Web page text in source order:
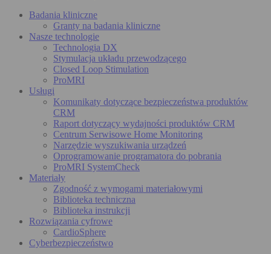
Badania kliniczne
Granty na badania kliniczne
Nasze technologie
Technologia DX
Stymulacja układu przewodzącego
Closed Loop Stimulation
ProMRI
Usługi
Komunikaty dotyczące bezpieczeństwa produktów
CRM
Raport dotyczący wydajności produktów CRM
Centrum Serwisowe Home Monitoring
Narzędzie wyszukiwania urządzeń
Oprogramowanie programatora do pobrania
ProMRI SystemCheck
Materiały
Zgodność z wymogami materiałowymi
Biblioteka techniczna
Biblioteka instrukcji
Rozwiązania cyfrowe
CardioSphere
Cyberbezpieczeństwo